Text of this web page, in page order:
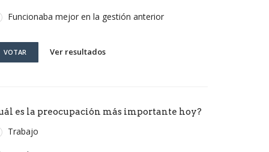
Funcionaba mejor en la gestión anterior
VOTAR Ver resultados
es la preocupación más importante hoy?
Trabajo